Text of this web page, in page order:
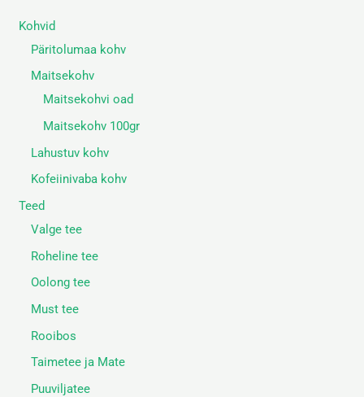
Kohvid
Päritolumaa kohv
Maitsekohv
Maitsekohvi oad
Maitsekohv 100gr
Lahustuv kohv
Kofeiinivaba kohv
Teed
Valge tee
Roheline tee
Oolong tee
Must tee
Rooibos
Taimetee ja Mate
Puuviljatee